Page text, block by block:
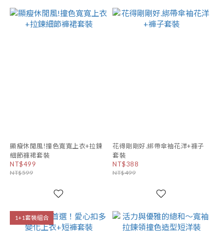
顯瘦休閒風!撞色寬寬上衣+拉鍊
細節褲裙套裝
NT$499
NT$599
花得剛剛好.綁帶傘袖花洋+褲子
套裝
NT$388
NT$499
1+1套裝組合